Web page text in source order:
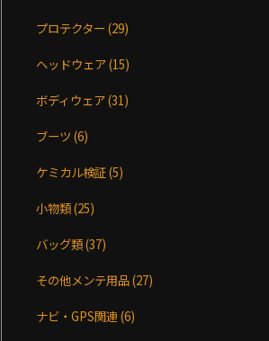
プロテクター(29)
ヘッドウェア(15)
ボディウェア(31)
ブーツ(6)
ケミカル検証(5)
小物類(25)
バッグ類(37)
その他メンテ用品(27)
ナビ・GPS関連(6)